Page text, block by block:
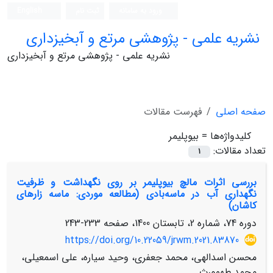
نشریه علمی - پژوهشی مرتع و آبخیزداری
نشریه علمی - پژوهشی مرتع و آبخیزداری
صفحه اصلی
فهرست مقالات
کلیدواژه‌ها = بیوپلیمر
تعداد مقالات:
1
بررسی اثرات مالچ بیوپلیمر بر روی نگهداشت و ظرفیت
نگهداری آب در ماسه‌بادی (مطالعه موردی: ماسه زارهای
کاشان)
دوره 74، شماره 2، تابستان 1400، صفحه
233-243
https://doi.org/10.22059/jrwm.2021.83870
محسن اسدالهی، محمد جعفری، وحید سیاره، علی اسمعیلی،